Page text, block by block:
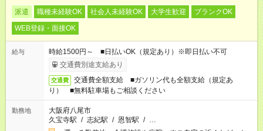
派遣 職種未経験OK 社会人未経験OK 大学生歓迎
ブランクOK
WEB登録・面接OK
給与
時給1500円～ ■日払いOK（規定あり）※即日払い不可
交通費別途支給あり
交通費
交通費全額支給 ■ガソリン代も全額支給（規定あ
り） ■無料駐車場もご相談ください
勤務地
大阪府八尾市
久宝寺駅 / 志紀駅 / 恩智駅 / …